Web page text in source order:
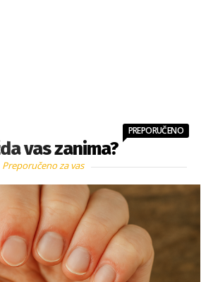
vas zanima?
PREPORUČENO
Preporučeno za vas